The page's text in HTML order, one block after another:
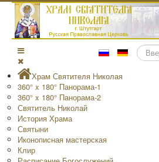
Поиск
Храм Святителя Николая
360° x 180° Панорама-1
360° x 180° Панорама-2
Святитель Николай
История Храма
Святыни
Иконописная мастерская
Клир